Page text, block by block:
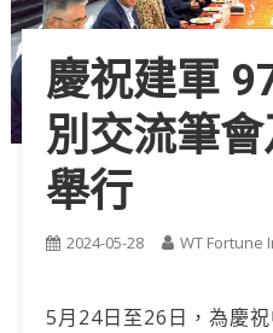
慶祝建軍
別交流筆
舉行
2024-05-28 WT Fortune
5月24日至26日，為慶